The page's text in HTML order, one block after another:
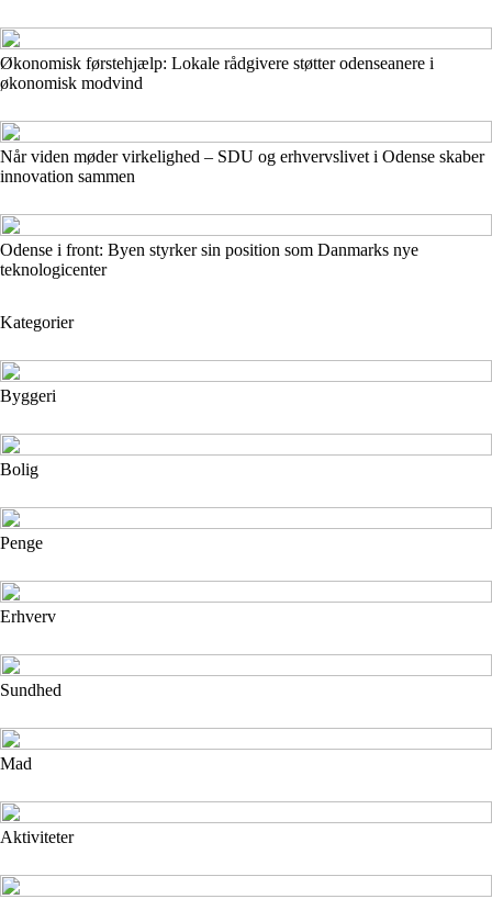
Økonomisk førstehjælp: Lokale rådgivere støtter odenseanere i
økonomisk modvind
Når viden møder virkelighed – SDU og erhvervslivet i Odense skaber
innovation sammen
Odense i front: Byen styrker sin position som Danmarks nye
teknologicenter
Kategorier
Byggeri
Bolig
Penge
Erhverv
Sundhed
Mad
Aktiviteter